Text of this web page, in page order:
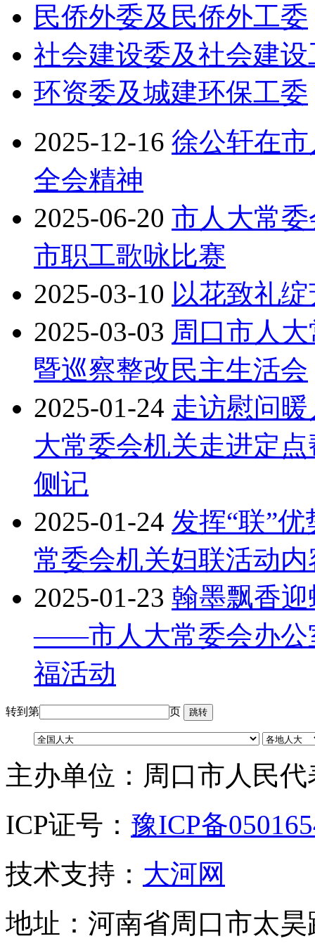
民侨外委及民侨外工委
社会建设委及社会建设
环资委及城建环保工委
2025-12-16 徐公轩在
全会精神
2025-06-20 市人大常
市职工歌咏比赛
2025-03-10 以花致礼
2025-03-03 周口市人
暨巡察整改民主生活会
2025-01-24 走访慰问
大常委会机关走进定
侧记
2025-01-24 发挥“联”
常委会机关妇联活动
2025-01-23 翰墨飘香
——市人大常委会办公
福活动
转到第 页
主办单位：周口市人民
ICP证号： 豫ICP备
技术支持： 大河网
地址：河南省周口市太